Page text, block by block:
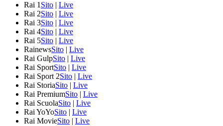
Rai 1 Sito | Live
Rai 2Sito | Live
Rai 3Sito | Live
Rai 4Sito | Live
Rai 5Sito | Live
RainewsSito | Live
Rai GulpSito | Live
Rai SportSito | Live
Rai Sport 2Sito | Live
Rai StoriaSito | Live
Rai PremiumSito | Live
Rai ScuolaSito | Live
Rai YoYoSito | Live
Rai MovieSito | Live